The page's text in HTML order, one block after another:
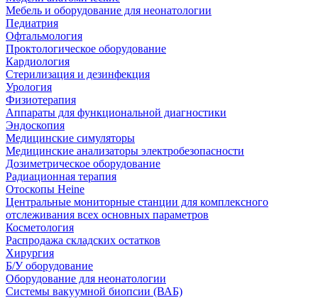
Мебель и оборудование для неонатологии
Педиатрия
Офтальмология
Проктологическое оборудование
Кардиология
Стерилизация и дезинфекция
Урология
Физиотерапия
Аппараты для функциональной диагностики
Эндоскопия
Медицинские симуляторы
Медицинские анализаторы электробезопасности
Дозиметрическое оборудование
Радиационная терапия
Отоскопы Heine
Центральные мониторные станции для комплексного
отслеживания всех основных параметров
Косметология
Распродажа складских остатков
Хирургия
Б/У оборудование
Оборудование для неонатологии
Системы вакуумной биопсии (ВАБ)